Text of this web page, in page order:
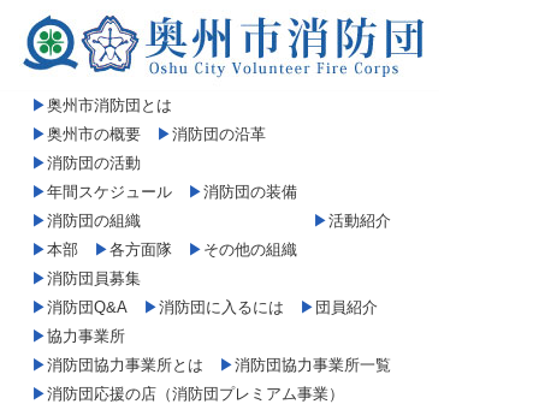
▶奥州市消防団とは
▶奥州市の概要 ▶消防団の沿革
▶消防団の活動
▶年間スケジュール ▶消防団の装備
▶消防団の組織
▶本部 ▶各方面隊 ▶ その他の組織
▶活動紹介
▶消防団員募集
▶消防団Q&A ▶消防団に入るには ▶ 団員紹介
▶協力事業所
▶消防団協力事業所とは ▶消防団協力事業所一覧
▶消防団応援の店（消防団プレミアム事業）